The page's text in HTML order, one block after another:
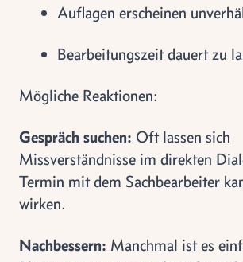
Auflagen erscheinen
Bearbeitungszeit dauert zu
Mögliche Reaktionen:
Gespräch suchen: Oft lassen sich
Missverständnisse im direkten
Termin mit dem Sachbearbeiter
wirken.
Nachbessern: Manchmal ist es